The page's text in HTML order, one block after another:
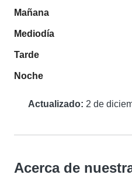
Mañana
Mediodía
Tarde
Noche
Actualizado: 2 de
Acerca de